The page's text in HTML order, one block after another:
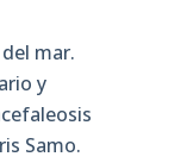
mar.
y
Samo.